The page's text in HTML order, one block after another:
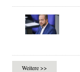
Weitere >>